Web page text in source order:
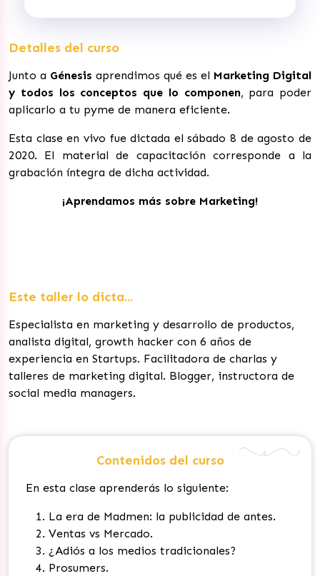
Detalles del curso
Junto a Génesis aprendimos qué es el Marketing Digital
y todos los conceptos que lo componen, para poder
aplicarlo a tu pyme de manera eficiente.
Esta clase en vivo fue dictada el sábado 8 de agosto de
2020. El material de capacitación corresponde a la
grabación íntegra de dicha actividad.
¡Aprendamos más sobre Marketing!
Este taller lo dicta...
Especialista en marketing y desarrollo de productos,
analista digital, growth hacker con 6 años de
experiencia en Startups. Facilitadora de charlas y
talleres de marketing digital. Blogger, instructora de
social media managers.
Contenidos del curso
En esta clase aprenderás lo siguiente:
La era de Madmen: la publicidad de antes.
Ventas vs Mercado.
¿Adiós a los medios tradicionales?
Prosumers.